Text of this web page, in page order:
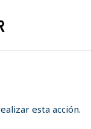
esta acción.